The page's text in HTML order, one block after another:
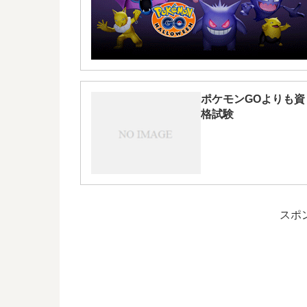
ポケモンGOよりも資
格試験
スポ